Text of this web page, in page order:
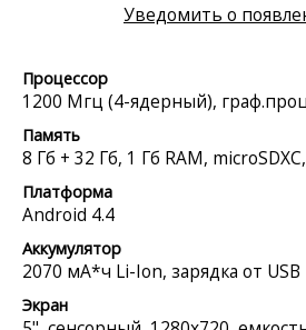
Уведомить о
Процессор
1200 Мгц (4-ядерный),
Память
8 Гб + 32 Гб, 1 Гб RAM,
Платформа
Android 4.4
Аккумулятор
2070 мА*ч Li-Ion, зарядка от USB
Экран